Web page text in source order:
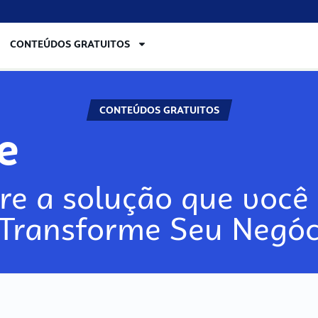
CONTEÚDOS GRATUITOS
CONTEÚDOS GRATUITOS
a solução que
Seu